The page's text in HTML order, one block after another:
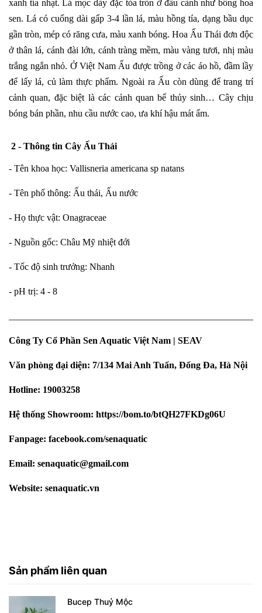
xanh tía nhạt. Lá mọc dày đặc tỏa tròn ở đầu cành như bông hoa
sen. Lá có cuống dài gấp 3-4 lần lá, màu hồng tía, dạng bầu dục
gần tròn, mép có răng cưa, màu xanh bóng. Hoa Ấu Thái đơn độc
ở thân lá, cánh đài lớn, cánh tràng mềm, màu vàng tươi, nhị màu
trắng ngắn nhỏ. Ở Việt Nam Ấu được trồng ở các áo hồ, đầm lầy
để lấy lá, củ làm thực phẩm. Ngoài ra Ấu còn dùng để trang trí
cảnh quan, đặc biệt là các cảnh quan bể thủy sinh… Cây chịu
bóng bán phần, nhu cầu nước cao, ưa khí hậu mát ẩm.
2 - Thông tin Cây Ấu Thái
- Tên khoa học: Vallisneria americana sp natans
- Tên phổ thông: Ấu thái, Ấu nước
- Họ thực vật: Onagraceae
- Nguồn gốc: Châu Mỹ nhiệt đới
- Tốc độ sinh trưởng: Nhanh
- pH trị: 4 - 8
Công Ty Cổ Phần Sen Aquatic Việt Nam | SEAV
Văn phòng đại diện: 7/134 Mai Anh Tuấn, Đống Đa, Hà Nội
Hotline: 19003258
Hệ thống Showroom: https://bom.to/btQH27FKDg06U
Fanpage: facebook.com/senaquatic
Email: senaquatic@gmail.com
Website: senaquatic.vn
Sản phẩm liên quan
Bucep Thuỷ Mộc